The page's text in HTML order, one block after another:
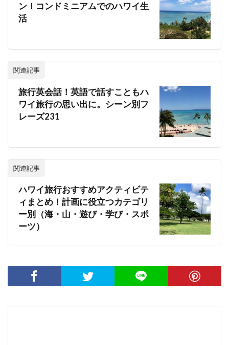
ン！コンドミニアムでのハワイ生
活
関連記事
旅行英会話！英語で話すこともハ
ワイ旅行の思い出に。シーン別フ
レーズ231
関連記事
ハワイ旅行おすすめアクティビテ
ィまとめ！計画に役立つカテゴリ
ー別（海・山・遊び・学び・スポ
ーツ）